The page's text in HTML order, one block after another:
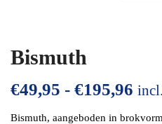
Bismuth
€49,95 - €195,96
Bismuth, aangeboden in